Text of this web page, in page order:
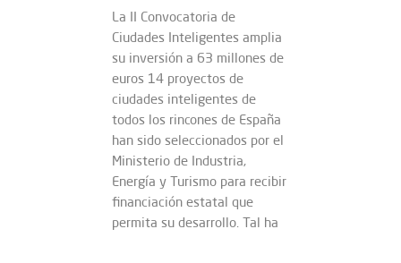
La II Convocatoria de
Ciudades Inteligentes amplia
su inversión a 63 millones de
euros 14 proyectos de
ciudades inteligentes de
todos los rincones de España
han sido seleccionados por el
Ministerio de Industria,
Energía y Turismo para recibir
financiación estatal que
permita su desarrollo. Tal ha